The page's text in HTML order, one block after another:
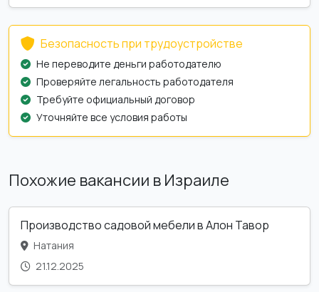
Безопасность при трудоустройстве
Не переводите деньги работодателю
Проверяйте легальность работодателя
Требуйте официальный договор
Уточняйте все условия работы
Похожие вакансии в Израиле
Производство садовой мебели в Алон Тавор
Натания
21.12.2025